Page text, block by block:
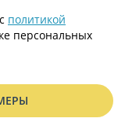
политикой
персональных